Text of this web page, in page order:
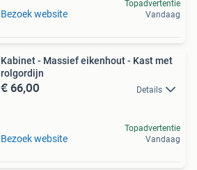
Bezoek website
Topadvertentie
Vandaag
Kabinet - Massief eikenhout - Kast met
rolgordijn
€ 66,00 Details
Bezoek website
Topadvertentie
Vandaag